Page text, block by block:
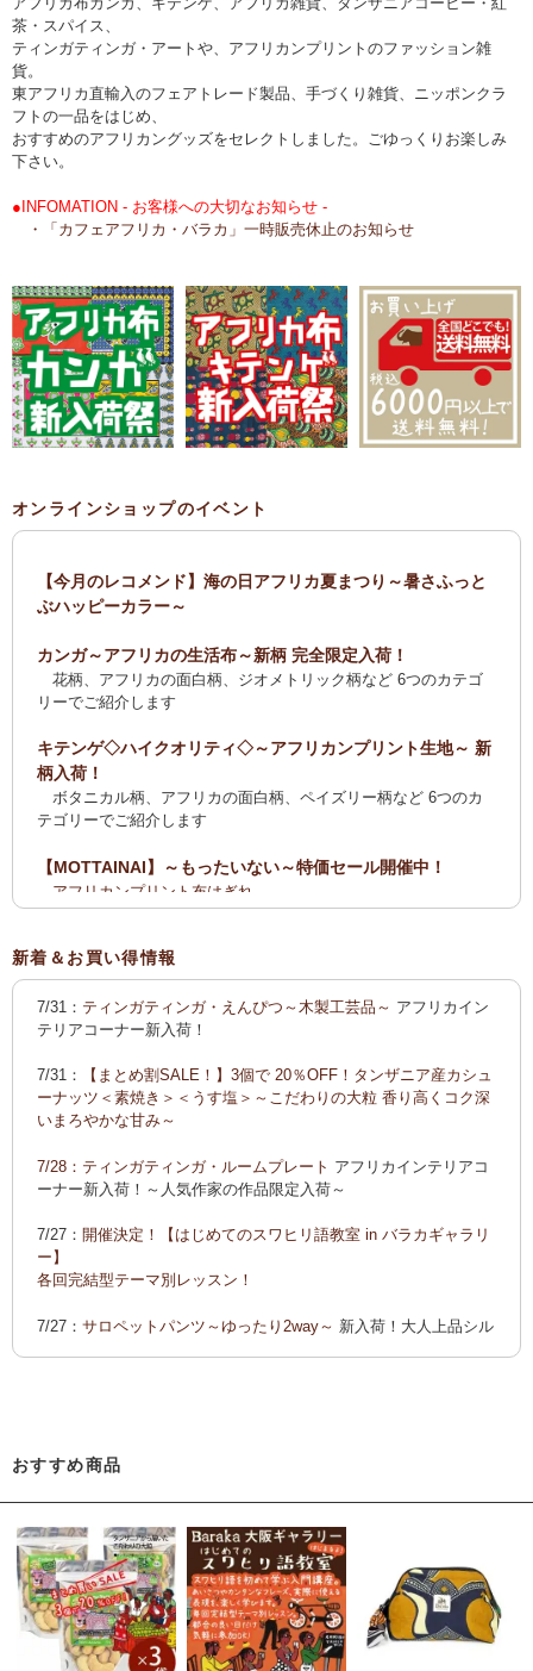
茶・スパイス、
ティンガティンガ・アートや、アフリカンプリントのファッション雑
貨。
東アフリカ直輸入のフェアトレード製品、手づくり雑貨、ニッポンクラ
フトの一品をはじめ、
おすすめのアフリカングッズをセレクトしました。ごゆっくりお楽しみ
下さい。
●INFOMATION - お客様への大切なお知らせ -
・「カフェアフリカ・バラカ」一時販売休止のお知らせ
オンラインショップのイベント
【今月のレコメンド】海の日アフリカ夏まつり～暑さふっと
ぶハッピーカラー～
カンガ～アフリカの生活布～新柄 完全限定入荷！
花柄、アフリカの面白柄、ジオメトリック柄など 6つのカテゴ
リーでご紹介します
キテンゲ◇ハイクオリティ◇～アフリカンプリント生地～ 新
柄入荷！
ボタニカル柄、アフリカの面白柄、ペイズリー柄など 6つのカ
テゴリーでご紹介します
【MOTTAINAI】～もったいない～特価セール開催中！
アフリカンプリント布はぎれ
ティンガティンガ・アート【会員様シークレットセール】ワケ
【全国送料無料サービス】タンザニア産コーヒー・紅茶・ス
パイス・デーツ・乳香・モリンガ・書籍
2025新刊！「アフリカのむかしばなし〈全3巻〉」
カンガ～アフリカの生活布～ 新柄入荷！〈大判復刻版〉入
荷！
花柄、アフリカの面白柄、ジオメトリック柄など5つのカテゴリ
カンガ 会員様お買い得！
カンガ 人気柄が限定数再入荷！
限
定生産記念カンガ 会員セール中！
「ポイントカーニバル」開催中
◆お買い上げ商品へのご感想をお送り下さると、お買い物に使
えるポイントプレゼント！詳しくは、
新着＆お買い得情報
7/31： ティンガティンガ・えんぴつ～木製工芸品～ アフリカイン
テリアコーナー新入荷！
7/31：
【まとめ割SALE！】3個で 20％OFF！タンザニア産カシュ
ーナッツ＜素焼き＞＜うす塩＞～こだわりの大粒 香り高くコク深
いまろやかな甘み～
7/28： ティンガティンガ・ルームプレート アフリカインテリアコ
ーナー新入荷！～人気作家の作品限定入荷～
7/27： 開催決定！【はじめてのスワヒリ語教室 in バラカギャラリ
ー】
各回完結型テーマ別レッスン！
7/27： サロペットパンツ～ゆったり2way～ 新入荷！大人上品シル
7/21：夏休み開催決定！【アフリカンワークショップ in バラカギ
ャラリー】
「ティンガティンガ・うちわ作り」 「ティンガティンガを描こ
う」
7/21：リバーシブルB4トートバッグ新入荷！
おすすめ商品